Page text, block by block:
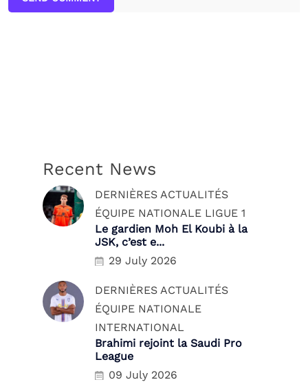
Recent News
DERNIÈRES ACTUALITÉS
ÉQUIPE NATIONALE LIGUE 1
Le gardien Moh El Koubi à la
JSK, c’est e...
29 July 2026
DERNIÈRES ACTUALITÉS
ÉQUIPE NATIONALE
INTERNATIONAL
Brahimi rejoint la Saudi Pro
League
09 July 2026